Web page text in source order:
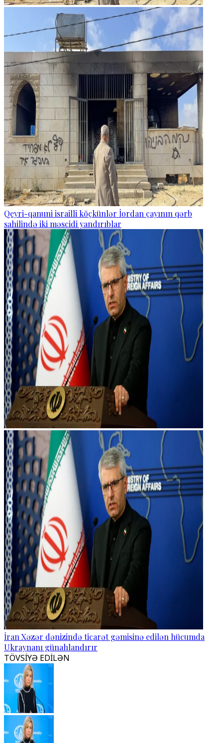
Qeyri-qanuni israilli köçkünlər İordan çayının qərb
sahilində iki məscidi yandırıblar
İran Xəzər dənizində ticarət gəmisinə edilən hücumda
Ukraynanı günahlandırır
TÖVSİYƏ EDİLƏN